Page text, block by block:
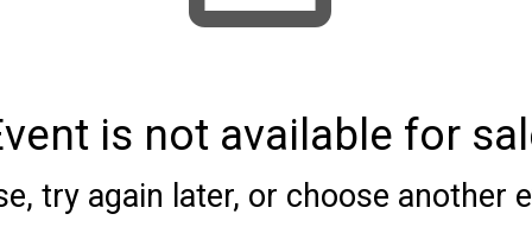
is not available for
try again later, or choose another